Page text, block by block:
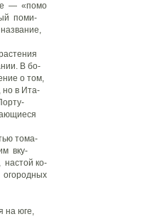
— «помо
поми-
В бо-
о том,
но в Ита-
тома-
вку-
настой ко-
огородных
на юге,